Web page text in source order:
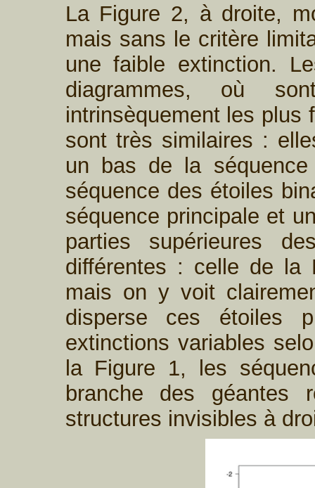
La Figure 2, à droite,
mais sans le critère
une faible extinction.
diagrammes, où
intrinsèquement les plus
sont très similaires :
un bas de la
séquence des étoiles
séquence principale et
parties supérieures
différentes : celle de la
mais on y voit
disperse ces étoiles
extinctions variables
la Figure 1, les
branche des géantes
structures invisibles à